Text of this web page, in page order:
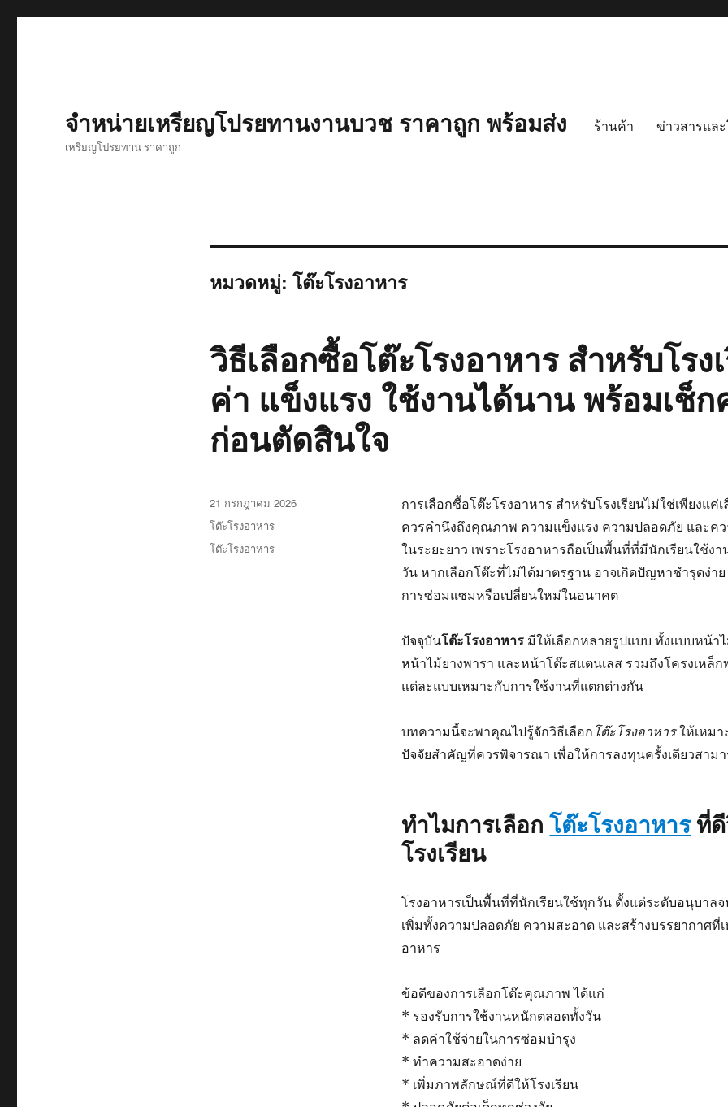
จำหน่ายเหรียญโปรยทานงานบวช ราคาถูก พร้อมส่ง
เหรียญโปรยทาน ราคาถูก
ร้านค้า ข่าวสารแล
หมวดหมู่: โต๊ะโรงอาหาร
วิธีเลือกซื้อโต๊ะโรงอาหาร สำหรับโรง
ค่า แข็งแรง ใช้งานได้นาน พร้อมเช็
ก่อนตัดสินใจ
การเลือกซื้อโต๊ะโรงอาหาร สำหรับโรงเรียนไม่ใช่เพียงแ
ควรคำนึงถึงคุณภาพ ความแข็งแรง ความปลอดภัย และค
ในระยะยาว เพราะโรงอาหารถือเป็นพื้นที่ที่มีนักเรียนใช้
วัน หากเลือกโต๊ะที่ไม่ได้มาตรฐาน อาจเกิดปัญหาชำรุดง่า
การซ่อมแซมหรือเปลี่ยนใหม่ในอนาคต
ปัจจุบันโต๊ะโรงอาหาร มีให้เลือกหลายรูปแบบ ทั้งแบบหน้า
หน้าไม้ยางพารา และหน้าโต๊ะสแตนเลส รวมถึงโครงเหล็
แต่ละแบบเหมาะกับการใช้งานที่แตกต่างกัน
บทความนี้จะพาคุณไปรู้จักวิธีเลือก โต๊ะโรงอาหารให้เหมา
ปัจจัยสำคัญที่ควรพิจารณา เพื่อให้การลงทุนครั้งเดียวสาม
ทำไมการเลือกโต๊ะโรงอาหารที่ดี
โรงเรียน
โรงอาหารเป็นพื้นที่ที่นักเรียนใช้ทุกวัน ตั้งแต่ระดับอนุบาล
เพิ่มทั้งความปลอดภัย ความสะอาด และสร้างบรรยากาศที่
อาหาร
ข้อดีของการเลือกโต๊ะคุณภาพ ได้แก่
* รองรับการใช้งานหนักตลอดทั้งวัน
* ลดค่าใช้จ่ายในการซ่อมบำรุง
* ทำความสะอาดง่าย
* เพิ่มภาพลักษณ์ที่ดีให้โรงเรียน
เขียน
เมื่อ
21 กรกฎาคม 2026
หมวด
หมู่
โต๊ะโรงอาหาร
ป้าย
โต๊ะโรงอาหาร